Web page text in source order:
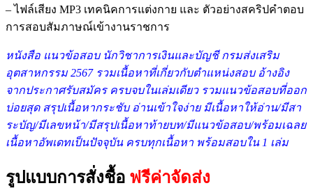
– ไฟล์เสียง MP3 เทคนิคการแต่งกาย และ ตัวอย่างสคริปคำตอบ
การสอบสัมภาษณ์เข้างานราชการ
หนังสือ แนวข้อสอบ นักวิชาการเงินและบัญชี กรมส่งเสริม
อุตสาหกรรม 2567 รวมเนื้อหาที่เกี่ยวกับตำแหน่งสอบ อ้างอิง
จากประกาศรับสมัคร ครบจบในเล่มเดียว รวมแนวข้อสอบที่ออก
บ่อยสุด สรุปเนื้อหากระชับ อ่านเข้าใจง่าย มีเนื้อหาให้อ่าน/มีสา
ระบัญ/มีเลขหน้า/มีสรุปเนื้อหาท้ายบท/มีแนวข้อสอบ/พร้อมเฉลย
เนื้อหาอัพเดทเป็นปัจจุบัน ครบทุกเนื้อหา พร้อมสอบใน 1 เล่ม
รูปแบบการสั่งชื้อ ฟรีค่าจัดส่ง